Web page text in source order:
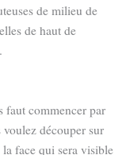
de milieu de
de haut de
faut commencer par
découper sur
face qui sera visible